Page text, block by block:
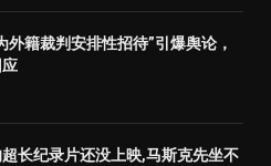
外籍裁判安排性招待”引爆舆论，
长纪录片还没上映,马斯克先坐不